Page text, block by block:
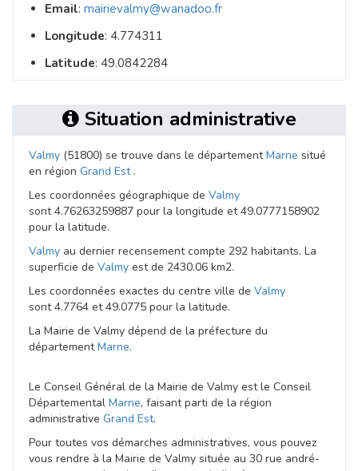
Email: mairievalmy@wanadoo.fr
Longitude: 4.774311
Latitude: 49.0842284
Situation administrative
Valmy (51800) se trouve dans le départementMarne situé
en région Grand Est.
Les coordonnées géographique de Valmy
sont 4.76263259887 pour la longitude et 49.0777158902
pour la latitude.
Valmy au dernier recensement compte 292 habitants. La
superficie de Valmy est de 2430.06 km2.
Les coordonnées exactes du centre ville de Valmy
sont 4.7764 et 49.0775 pour la latitude.
La Mairie de Valmy dépend de la préfecture du
départementMarne.
Le Conseil Général de la Mairie de Valmy est le Conseil
Départemental Marne, faisant parti de la région
administrative Grand Est.
Pour toutes vos démarches administratives, vous pouvez
vous rendre à la Mairie de Valmy située au 30 rue andré-